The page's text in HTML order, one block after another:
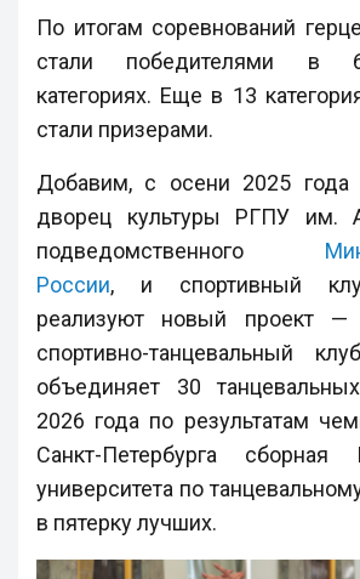
По итогам соревнований
стали победителями в
категориях. Еще в 13
стали призерами.
Добавим, с осени 2025 года
дворец культуры РГПУ им.
подведомственного
России, и спортивный
реализуют новый проект —
спортивно-танцевальный
объединяет 30
2026 года по результатам
Санкт-Петербурга сборная
университета по
в пятерку лучших.